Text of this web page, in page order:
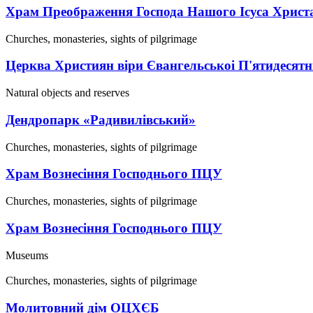
Храм Преображення Господа Нашого Ісуса
Churches, monasteries, sights of pilgrimage
Церква Християн віри Євангельськоі
Natural objects and reserves
Дендропарк «Радивилівський»
Churches, monasteries, sights of pilgrimage
Храм Вознесіння Господнього ПЦУ
Churches, monasteries, sights of pilgrimage
Храм Вознесіння Господнього ПЦУ
Museums
Churches, monasteries, sights of pilgrimage
Молитовний дім ОЦХЄБ